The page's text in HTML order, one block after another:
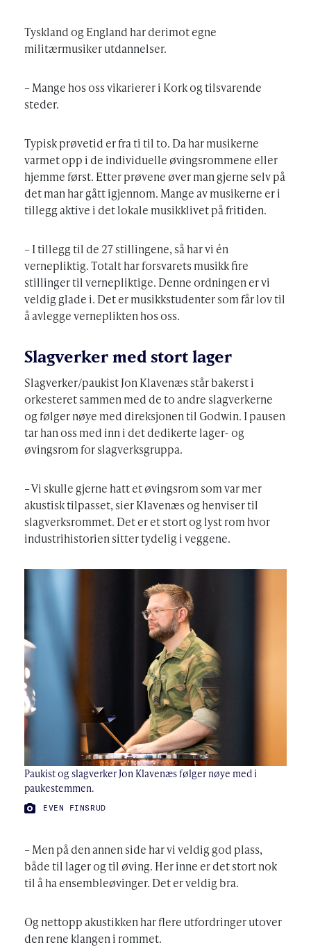
Tyskland og England har derimot egne
militærmusiker utdannelser.
– Mange hos oss vikarierer i Kork og tilsvarende
steder.
Typisk prøvetid er fra ti til to. Da har musikerne
varmet opp i de individuelle øvingsrommene eller
hjemme først. Etter prøvene øver man gjerne selv på
det man har gått igjennom. Mange av musikerne er i
tillegg aktive i det lokale musikklivet på fritiden.
– I tillegg til de 27 stillingene, så har vi én
vernepliktig. Totalt har forsvarets musikk fire
stillinger til vernepliktige. Denne ordningen er vi
veldig glade i. Det er musikkstudenter som får lov til
å avlegge verneplikten hos oss.
Slagverker med stort lager
Slagverker/paukist Jon Klavenæs står bakerst i
orkesteret sammen med de to andre slagverkerne
og følger nøye med direksjonen til Godwin. I pausen
tar han oss med inn i det dedikerte lager- og
øvingsrom for slagverksgruppa.
– Vi skulle gjerne hatt et øvingsrom som var mer
akustisk tilpasset, sier Klavenæs og henviser til
slagverksrommet. Det er et stort og lyst rom hvor
industrihistorien sitter tydelig i veggene.
Paukist og slagverker Jon Klavenæs følger nøye med i
paukestemmen.
FOTO:
EVEN FINSRUD
– Men på den annen side har vi veldig god plass,
både til lager og til øving. Her inne er det stort nok
til å ha ensembleøvinger. Det er veldig bra.
Og nettopp akustikken har flere utfordringer utover
den rene klangen i rommet.